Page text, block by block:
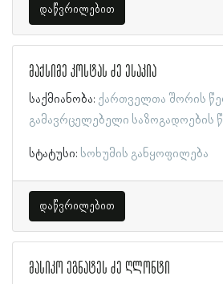
დაწვრილებით
მაქსიმე კოსტას ძე ესაკია
საქმიანობა: ქართველთა შორის
გამავრცელებელი საზოგადოების
სტატუსი: სოხუმის განყოფილება
დაწვრილებით
მასიკო ეგნატეს ძე ღლონტი